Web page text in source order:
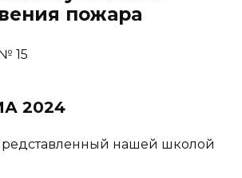
пожара
2024
нашей школой